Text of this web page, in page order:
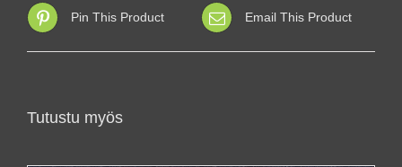
Pin This Product Email This Product
Tutustu myös